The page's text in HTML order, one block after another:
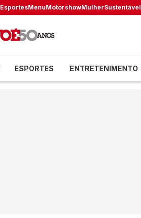
EsportesMenuMotorshowMulherSustentável
ESPORTES ENTRETENIMENTO